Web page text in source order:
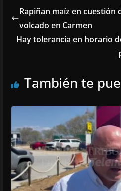
Rapiñan maíz en cuestión
volcado en Carmen
Hay tolerancia en horario
También te